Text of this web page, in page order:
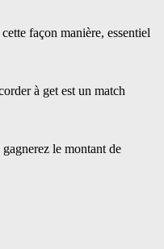
façon manière, essentiel
à get est un match
le montant de